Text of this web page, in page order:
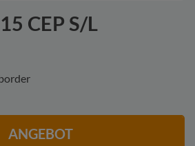
CEP S/L
ANGEBOT